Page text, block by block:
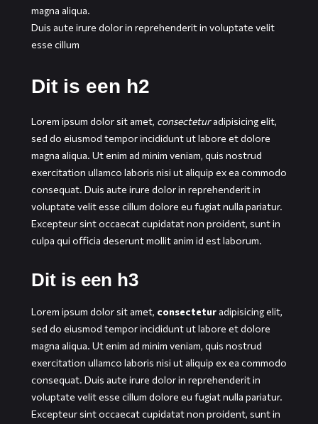
magna aliqua.
Duis aute irure dolor in reprehenderit in voluptate velit
esse cillum
Dit is een h2
Lorem ipsum dolor sit amet, consecteturadipisicing elit,
sed do eiusmod tempor incididunt ut labore et dolore
magna aliqua. Ut enim ad minim veniam, quis nostrud
exercitation ullamco laboris nisi ut aliquip ex ea commodo
consequat. Duis aute irure dolor in reprehenderit in
voluptate velit esse cillum dolore eu fugiat nulla pariatur.
Excepteur sint occaecat cupidatat non proident, sunt in
culpa qui officia deserunt mollit anim id est laborum.
Dit is een h3
Lorem ipsum dolor sit amet, consectetur adipisicing elit,
sed do eiusmod tempor incididunt ut labore et dolore
magna aliqua. Ut enim ad minim veniam, quis nostrud
exercitation ullamco laboris nisi ut aliquip ex ea commodo
consequat. Duis aute irure dolor in reprehenderit in
voluptate velit esse cillum dolore eu fugiat nulla pariatur.
Excepteur sint occaecat cupidatat non proident, sunt in